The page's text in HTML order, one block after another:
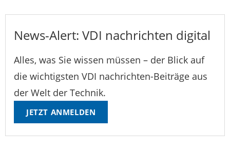
News-Alert: VDI nachrichten digital
Alles, was Sie wissen müssen – der Blick auf
die wichtigsten VDI nachrichten-Beiträge aus
der Welt der Technik.
JETZT ANMELDEN